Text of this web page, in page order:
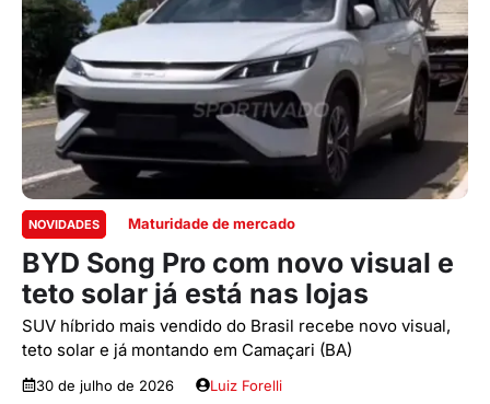
NOVIDADES Maturidade de mercado
BYD Song Pro com novo visual e
teto solar já está nas lojas
SUV híbrido mais vendido do Brasil recebe novo visual,
teto solar e já montando em Camaçari (BA)
30 de julho de 2026 Luiz Forelli